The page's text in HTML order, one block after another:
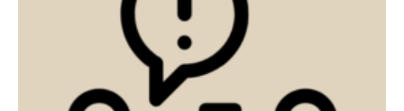
团契生活与祷告 罗马尼亚语
意大利语
土耳其语
阿尔巴尼亚语
塞尔维亚语 柬埔寨语